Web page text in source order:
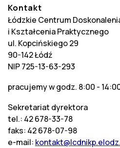
Kontakt
Łódzkie Centrum
i Kształcenia Praktycznego
ul. Kopcińskiego 29
90-142 Łódź
NIP 725-13-63-293
pracujemy w godz. 8:00 -
Sekretariat dyrektora
tel.: 42 678-33-78
faks: 42 678-07-98
e-mail: